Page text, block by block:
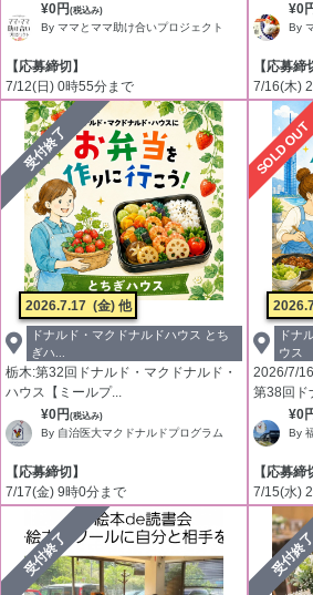
¥0円 (税込み)
By ママとママ助け合いプロジェクト
【応募締切】
7/12(日) 0時55分まで
¥0
By
【応募締
7/16(木)
受付終了
2026.7.17 (金) 他
ドナルド・マクドナルドハウス とち
ぎハ...
栃木:第32回ドナルド・マクドナルド・
ハウス【ミールプ...
¥0円 (税込み)
By 自治医大マクドナルドプログラム
【応募締切】
7/17(金) 9時0分まで
SOLD OUT
ドナ
ウス
2026/7/
第38回ド
¥0
By
【応募締
7/15(水)
受付終了 受付